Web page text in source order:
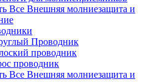
Все Внешняя молниезащита и
Проводник
проводник
проводник
Все Внешняя молниезащита и